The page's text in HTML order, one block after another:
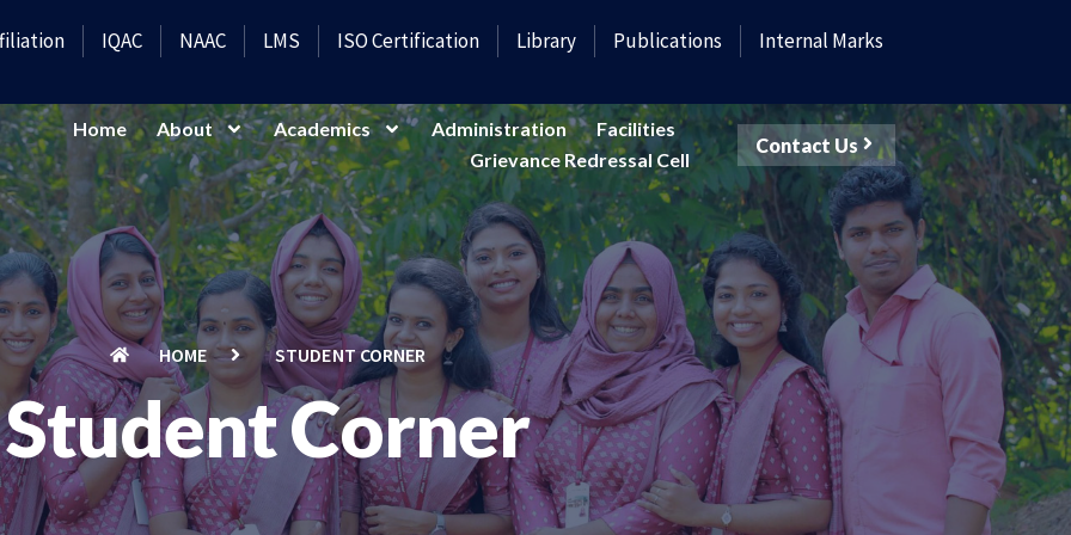
IQAC NAAC LMS ISO Certification Library Publications Internal Marks
Home About Academics Administration
Facilities
Grievance Redressal Cell
Contact Us
HOME STUDENT CORNER
Student Corner